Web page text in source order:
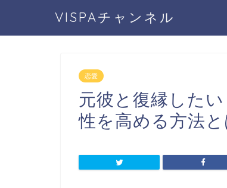
VISPAチャンネル
恋愛
元彼と復縁した
性を高める方法と